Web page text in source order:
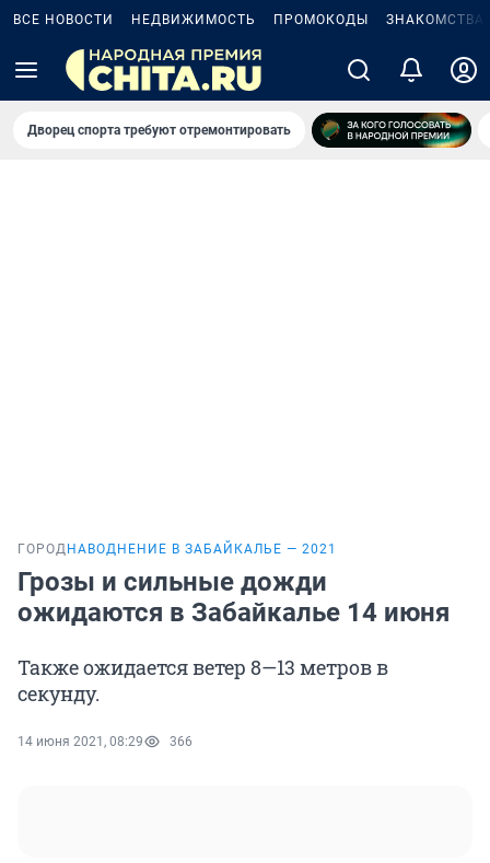
ВСЕ НОВОСТИ НЕДВИЖИМОСТЬ ПРОМОКОДЫ ЗНАКОМСТВА
Дворец спорта требуют отремонтировать
ГОРОД НАВОДНЕНИЕ В ЗАБАЙКАЛЬЕ — 2021
Грозы и сильные дожди
ожидаются в Забайкалье 14 июня
Также ожидается ветер 8—13 метров в
секунду.
14 июня 2021, 08:29 366